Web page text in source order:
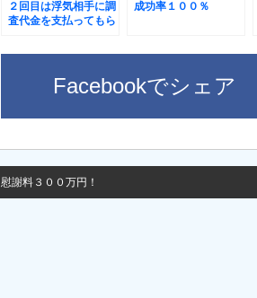
２回目は浮気相手に調
査代金を支払ってもら
成功率１００％
Facebookでシェア
慰謝料３００万円！